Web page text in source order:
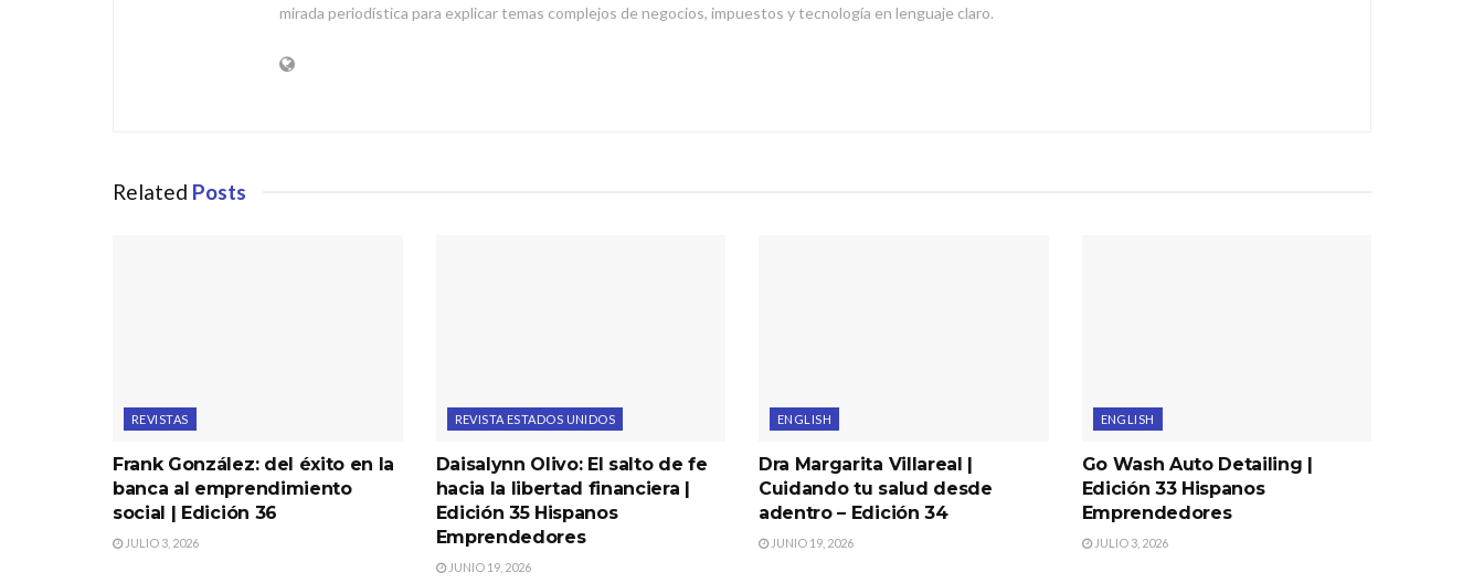
mirada periodística para explicar temas complejos de negocios, impuestos y tecnología en lenguaje claro.
Related Posts
REVISTAS
Frank González: del éxito en la
banca al emprendimiento
social | Edición 36
JULIO 3, 2026
REVISTA ESTADOS UNIDOS
Daisalynn Olivo: El salto de fe
hacia la libertad financiera |
Edición 35 Hispanos
Emprendedores
JUNIO 19, 2026
ENGLISH
Dra Margarita Villareal |
Cuidando tu salud desde
adentro – Edición 34
JUNIO 19, 2026
ENGLISH
Go Wash Auto Detailing |
Edición 33 Hispanos
Emprendedores
JULIO 3, 2026